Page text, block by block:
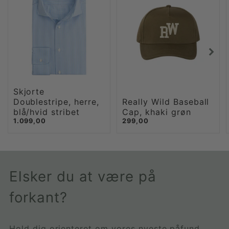
Skjorte
Doublestripe, herre,
blå/hvid stribet
1.099,00
Really Wild Baseball
Cap, khaki grøn
299,00
Elsker du at være på
forkant?